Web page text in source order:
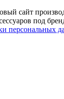
сайт
под
персональных